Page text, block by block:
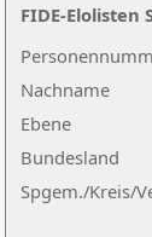
Nachname
Ebene
Bundesland
Spgem./Kreis/
FIDE-Elolisten